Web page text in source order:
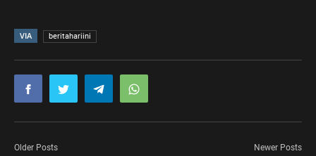
VIA beritahariini
Older Posts Newer Posts